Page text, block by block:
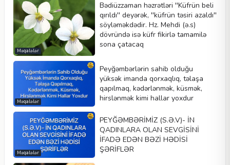
Məqalələr
Bədiüzzaman həzrətləri ''Küfrün beli
qırıldı'' deyərək, ''küfrün təsiri azaldı''
söyləməkdədir. Hz. Mehdi (ə.s)
dövründə isə küfr fikirlə tamamilə
sona çatacaq
Məqalələr
Peyğəmbərlərin sahib olduğu
yüksək imanda qorxaqlıq, təlaşa
qapılmaq, kədərlənmək, küsmək,
hirslənmək kimi hallar yoxdur
Məqalələr
PEYĞƏMBƏRİMİZ (S.Ə.V)- İN
QADINLARA OLAN SEVGİSİNİ
İFADƏ EDƏN BƏZİ HƏDİSİ
ŞƏRİFLƏR